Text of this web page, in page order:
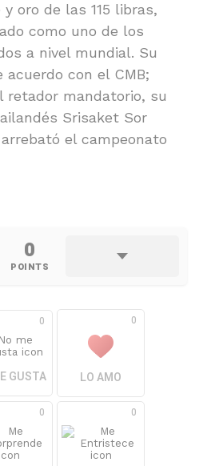
oro de las 115 libras,
como uno de los
a nivel mundial. Su
acuerdo con el CMB;
retador mandatorio, su
Srisaket Sor
el campeonato
0
POINTS
0
GUSTA
0
LO AMO
0 0